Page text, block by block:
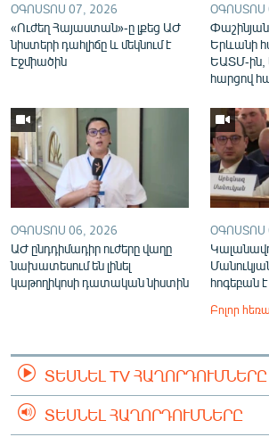
ՕԳՈՍՏՈՍ 07, 2026
«Ուժեղ Հայաստան»-ը լքեց ԱԺ
նիստերի դահլիճը և մեկնում է
Էջմիածին
ՕԳՈՍՏՈՍ
Երևանի
ԵԱՏՄ-ին,
հարցով
ՕԳՈՍՏՈՍ 06, 2026
ԱԺ ընդդիմադիր ուժերը վաղը
նախատեսում են լինել
կաթողիկոսի դատական նիստին
ՕԳՈՍՏՈՍ
հոգեբան
Բոլոր
ՏԵՍՆԵԼ TV ՀԱՂՈՐԴՈՒՄՆԵՐԸ
ՏԵՍՆԵԼ ՀԱՂՈՐԴՈՒՄՆԵՐԸ